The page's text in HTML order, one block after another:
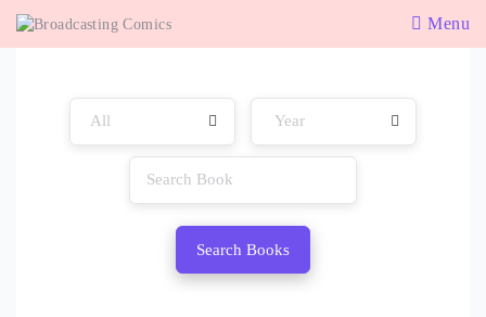
Menu
Search Books